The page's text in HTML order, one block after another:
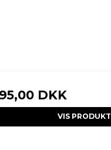
DKK
VIS PRODUKT